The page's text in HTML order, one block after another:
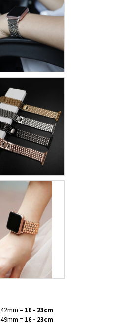
= 16 - 23cm
= 16 - 23cm